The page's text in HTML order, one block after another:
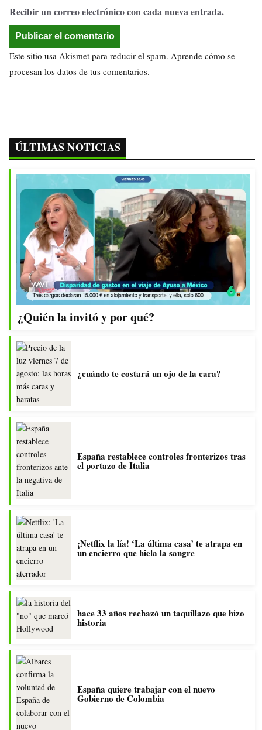
Recibir un correo electrónico con cada nueva entrada.
Este sitio usa Akismet para reducir el spam. Aprende cómo se
procesan los datos de tus comentarios.
ÚLTIMAS NOTICIAS
¿Quién la invitó y por qué?
¿cuándo te costará un ojo de la cara?
España restablece controles fronterizos tras
el portazo de Italia
¡Netflix la lía! ‘La última casa’ te atrapa en
un encierro que hiela la sangre
hace 33 años rechazó un taquillazo que hizo
historia
España quiere trabajar con el nuevo
Gobierno de Colombia